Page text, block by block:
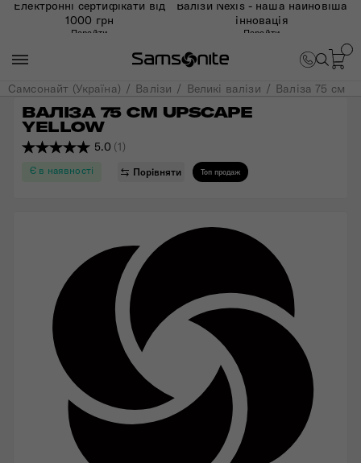
Електронні сертифікати від
1000 грн
Перейти
Валізи Nexis - наша найновіша
інновація
Перейти
Самсонайт (Україна) Валізи Великі валізи Валіза 75 см
Є в наявності Порівняти Топ продаж
ВАЛІЗА 75 СМ UPSCAPE
YELLOW
5.0 (1)